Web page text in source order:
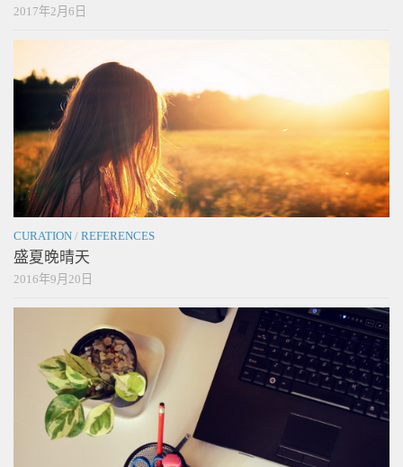
2017年2月6日
CURATION / REFERENCES
盛夏晚晴天
2016年9月20日